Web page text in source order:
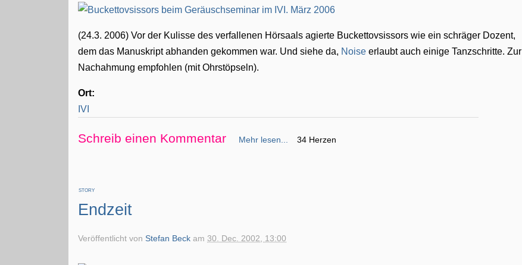
(24.3. 2006) Vor der Kulisse des verfallenen Hörsaals agierte Buckettovsissors wie ein schräger Dozent,
dem das Manuskript abhanden gekommen war. Und siehe da, Noise erlaubt auch einige Tanzschritte. Zur
Nachahmung empfohlen (mit Ohrstöpseln).
Ort:
IVI
Schreib einen Kommentar Mehr lesen... 34 Herzen
STORY
Endzeit
Veröffentlicht vonStefan Beck am 30. Dec. 2002, 13:00